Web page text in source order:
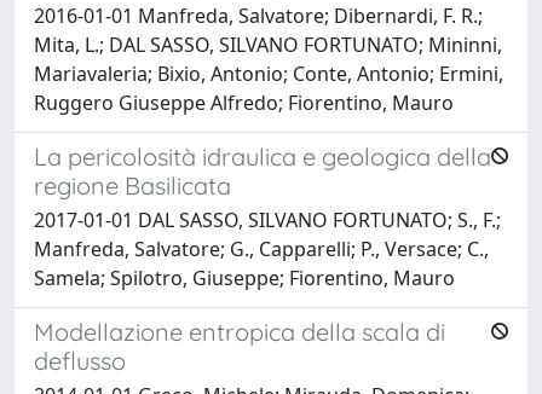
2016-01-01 Manfreda, Salvatore; Dibernardi, F. R.;
Mita, L.; DAL SASSO, SILVANO FORTUNATO; Mininni,
Mariavaleria; Bixio, Antonio; Conte, Antonio; Ermini,
Ruggero Giuseppe Alfredo; Fiorentino, Mauro
La pericolosità idraulica e geologica della
regione Basilicata
2017-01-01 DAL SASSO, SILVANO FORTUNATO; S., F.;
Manfreda, Salvatore; G., Capparelli; P., Versace; C.,
Samela; Spilotro, Giuseppe; Fiorentino, Mauro
Modellazione entropica della scala di
deflusso